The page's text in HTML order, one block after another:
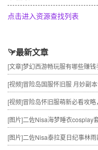
点击进入资源查找列表
最新文章
[文章]梦幻西游畅玩服有哪些赚钱
[视频]冒险岛国服怀旧服 月妙副本
[视频]冒险岛怀旧服萌新必看攻
[图片]二佐Nisa海梦睡衣cosplay
[图片]二佐Nisa泰拉夏日纪事林